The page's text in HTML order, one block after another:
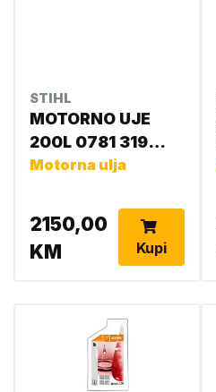
STIHL
MOTORNO UJE
200L 0781 319
8468
Motorna ulja
2150,00
KM
Kupi